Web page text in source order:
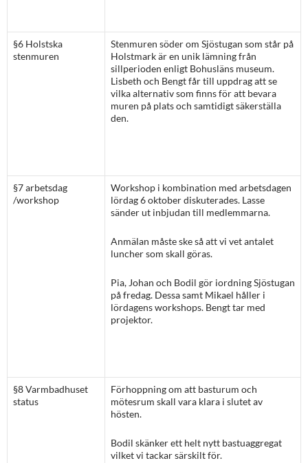
§6 Holstska
stenmuren
Stenmuren söder om Sjöstugan som står på
Holstmark är en unik lämning från
sillperioden enligt Bohusläns museum.
Lisbeth och Bengt får till uppdrag att se
vilka alternativ som finns för att bevara
muren på plats och samtidigt säkerställa
den.
§7 arbetsdag
/workshop
Workshop i kombination med arbetsdagen
lördag 6 oktober diskuterades. Lasse
sänder ut inbjudan till medlemmarna.
Anmälan måste ske så att vi vet antalet
luncher som skall göras.
Pia, Johan och Bodil gör iordning Sjöstugan
på fredag. Dessa samt Mikael håller i
lördagens workshops. Bengt tar med
projektor.
§8 Varmbadhuset
status
Förhoppning om att basturum och
mötesrum skall vara klara i slutet av
hösten.
Bodil skänker ett helt nytt bastuaggregat
vilket vi tackar särskilt för.